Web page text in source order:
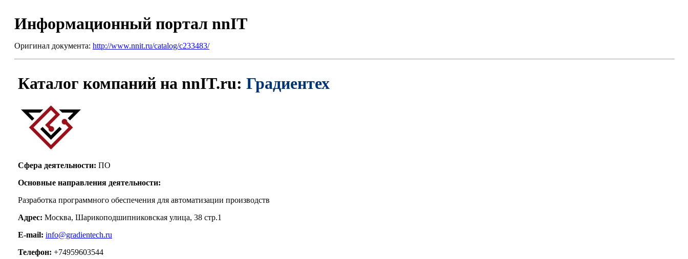
Информационный портал nnIT
Оригинал документа: http://www.nnit.ru/catalog/c233483/
Каталог компаний на nnIT.ru: Градиентех
Сфера деятельности: ПО
Основные направления деятельности:
Разработка программного обеспечения для автоматизации производств
Адрес: Москва, Шарикоподшипниковская улица, 38 стр.1
E-mail: info@gradientech.ru
Телефон: +74959603544